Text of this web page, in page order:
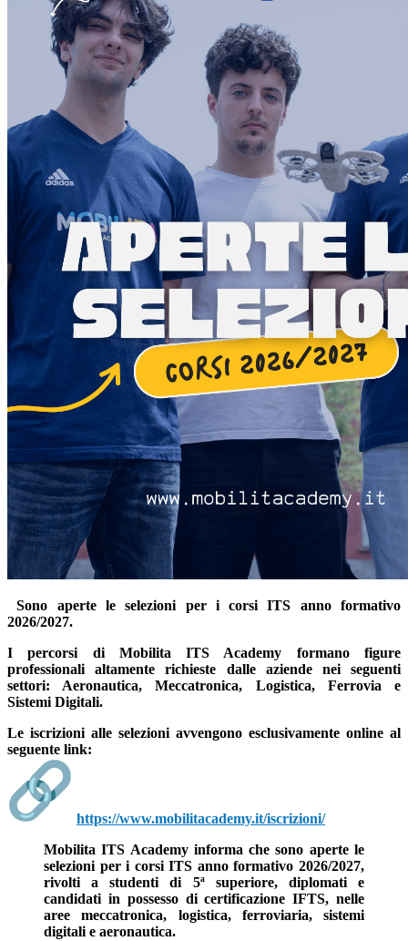
Sono
aperte le selezioni per i corsi ITS anno formativo
2026/2027.
I percorsi di Mobilita ITS Academy formano figure
professionali altamente richieste dalle aziende nei seguenti
settori: Aeronautica, Meccatronica, Logistica, Ferrovia e
Sistemi Digitali.
Le iscrizioni alle selezioni avvengono esclusivamente online al
seguente link:
https://www.mobilitacademy.it/iscrizioni/
Mobilita ITS Academy informa che sono aperte le
selezioni per i corsi ITS anno formativo 2026/2027,
rivolti a studenti di 5ª superiore, diplomati e
candidati in possesso di certificazione IFTS, nelle
aree meccatronica, logistica, ferroviaria, sistemi
digitali e aeronautica.